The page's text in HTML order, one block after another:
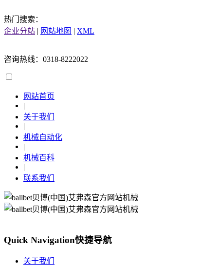
热门搜索：
企业分站 | 网站地图 | XML
咨询热线：0318-8222022
网站首页
|
关于我们
|
机械自动化
|
机械百科
|
联系我们
Quick Navigation快捷导航
关于我们